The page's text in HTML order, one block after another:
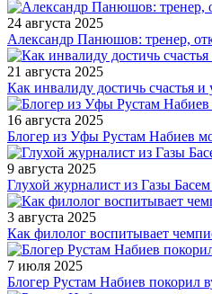
24 августа 2025
Александр Панюшов: тренер,
21 августа 2025
Как инвалиду достичь счастья
16 августа 2025
Блогер из Уфы Рустам Набиев
9 августа 2025
Глухой журналист из Газы
3 августа 2025
Как филолог воспитывает
7 июля 2025
Блогер Рустам Набиев покорил